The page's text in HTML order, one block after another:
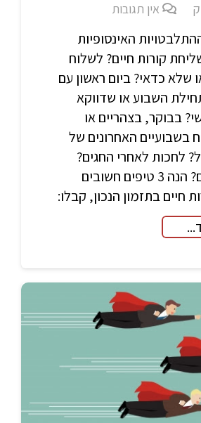
אין תגובות
האינסופיות
קורות חיים? לשלוח
שלא כדאי? ביום ראשון עם
השבוע או שדווקא
בבוקר, בצהריים או
בשבועיים האחרונים של
לחכות לאחרי החגים?
מתלבטים גם? הנה 3 טיפים חשובים
חיים בתזמון הנכון, קבלו: